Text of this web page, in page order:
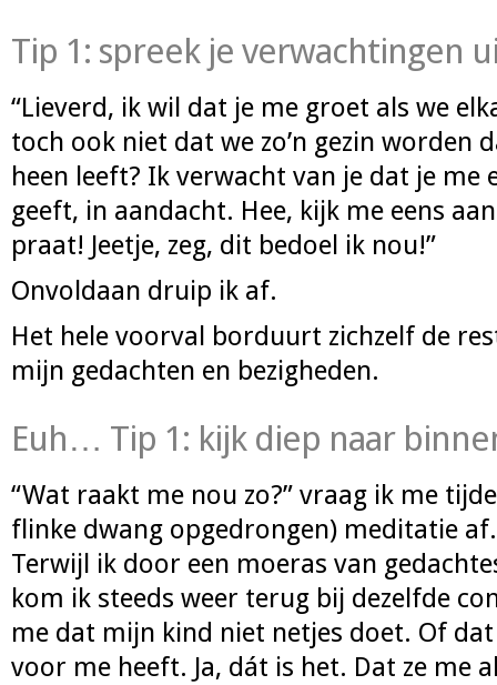
Tip 1: spreek je verwachtingen
“Lieverd, ik wil dat je me groet als we
toch ook niet dat we zo’n gezin worden
heen leeft? Ik verwacht van je dat je me
geeft, in aandacht. Hee, kijk me eens
praat! Jeetje, zeg, dit bedoel ik nou!”
Onvoldaan druip ik af.
Het hele voorval borduurt zichzelf de
mijn gedachten en bezigheden.
Euh… Tip 1: kijk diep naar
“Wat raakt me nou zo?” vraag ik me
flinke dwang opgedrongen) meditatie af.
Terwijl ik door een moeras van
kom ik steeds weer terug bij dezelfde
me dat mijn kind niet netjes doet. Of dat
voor me heeft. Ja, dát is het. Dat ze me